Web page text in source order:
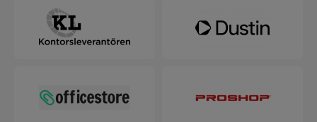
tömning. Oljearket makuleras precis som ett
papper och smörjer knivarna.